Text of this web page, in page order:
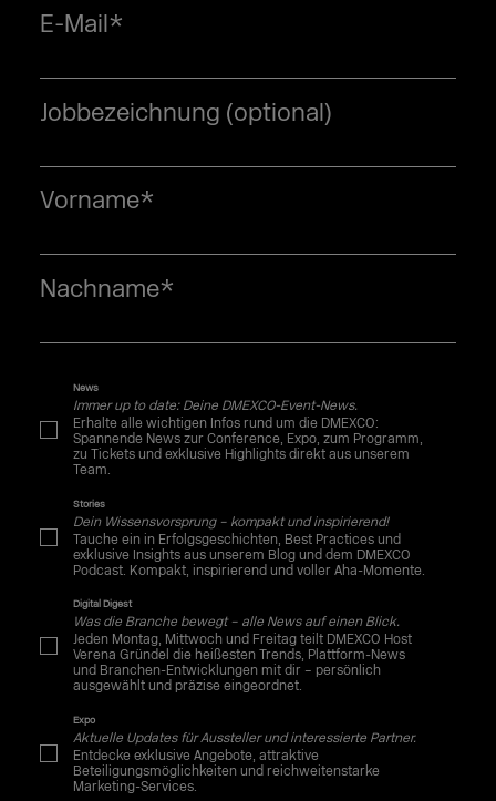
E-Mail*
Jobbezeichnung (optional)
Vorname*
Nachname*
News
Immer up to date: Deine DMEXCO-Event-News.
Erhalte alle wichtigen Infos rund um die DMEXCO:
Spannende News zur Conference, Expo, zum Programm,
zu Tickets und exklusive Highlights direkt aus unserem
Team.
Stories
Dein Wissensvorsprung – kompakt und inspirierend!
Tauche ein in Erfolgsgeschichten, Best Practices und
exklusive Insights aus unserem Blog und dem DMEXCO
Podcast. Kompakt, inspirierend und voller Aha-Momente.
Digital Digest
Was die Branche bewegt – alle News auf einen Blick.
Jeden Montag, Mittwoch und Freitag teilt DMEXCO Host
Verena Gründel die heißesten Trends, Plattform-News
und Branchen-Entwicklungen mit dir – persönlich
ausgewählt und präzise eingeordnet.
Expo
Aktuelle Updates für Aussteller und interessierte Partner.
Entdecke exklusive Angebote, attraktive
Beteiligungsmöglichkeiten und reichweitenstarke
Marketing-Services.